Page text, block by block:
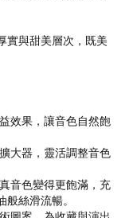
實與甜美層次，既美
效果，讓音色自然飽
大器，靈活調整音色
音色變得更飽滿，充
絲滑流暢。